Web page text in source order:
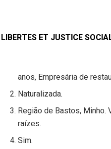
LIBERTES ET JUSTICE
anos, Empresária de
Naturalizada.
Região de Bastos, Minho.
raízes.
Sim.